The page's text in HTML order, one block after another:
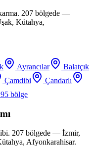
207 bölgede —
Kütahya,
Ayrancılar
Balatçık
Çamdibi
Çandarlı
bölge
207 bölgede — İzmir,
Afyonkarahisar.